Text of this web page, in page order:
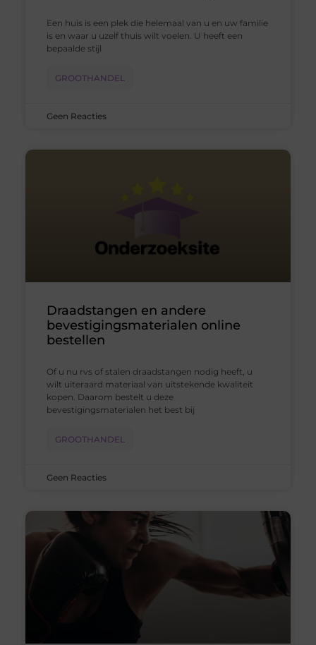
Een huis is een plek die helemaal van u en uw familie
is en waar u uzelf thuis wilt voelen. U heeft een
bepaalde stijl
GROOTHANDEL
Geen Reacties
Draadstangen en andere
bevestigingsmaterialen online
bestellen
Of u nu rvs of stalen draadstangen nodig heeft, u
wilt uiteraard materiaal van uitstekende kwaliteit
kopen. Daarom bestelt u deze
bevestigingsmaterialen het best bij
GROOTHANDEL
Geen Reacties